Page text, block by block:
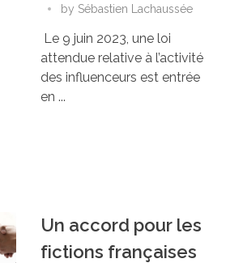
by Sébastien Lachaussée
Le 9 juin 2023, une loi
attendue relative à l’activité
des influenceurs est entrée
en ...
Un accord pour les
fictions françaises